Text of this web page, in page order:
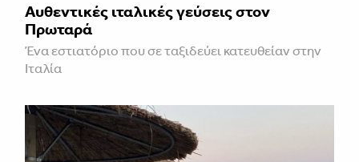
Αυθεντικές ιταλικές γεύσεις στον
Πρωταρά
Ένα εστιατόριο που σε ταξιδεύει κατευθείαν στην
Ιταλία